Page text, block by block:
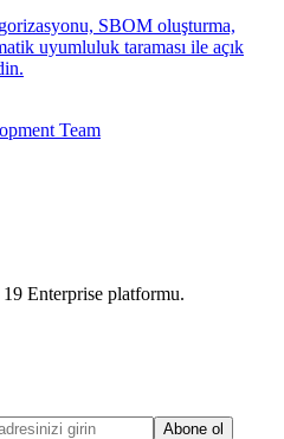
SBOM oluşturma,
uyumluluk taraması ile açık
Team
Enterprise platformu.
Abone ol